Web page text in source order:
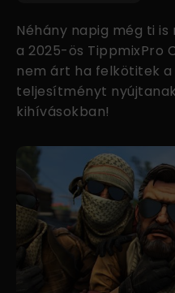
Néhány napig még ti
a 2025-ös TippmixPro
nem árt ha felkötitek
teljesítményt
kihívásokban!